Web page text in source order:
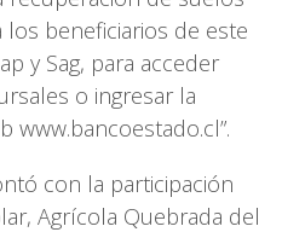
beneficiarios de este
y Sag, para acceder
o ingresar la
www.bancoestado.cl”.
con la participación
Agrícola Quebrada del